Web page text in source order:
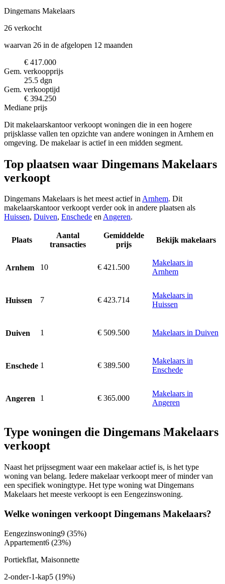
Dingemans Makelaars
26 verkocht
waarvan 26 in de afgelopen 12 maanden
€ 417.000
Gem. verkoopprijs
25.5 dgn
Gem. verkooptijd
€ 394.250
Mediane prijs
Dit makelaarskantoor verkoopt woningen die in een hogere
prijsklasse vallen ten opzichte van andere woningen in Arnhem en
omgeving. De makelaar is actief in een midden segment.
Top plaatsen waar Dingemans Makelaars
verkoopt
Dingemans Makelaars is het meest actief inArnhem. Dit
makelaarskantoor verkoopt verder ook in andere plaatsen als
Huissen, Duiven, Enschede enAngeren.
Plaats
Aantal
transacties
Gemiddelde
prijs
Bekijk makelaars
Arnhem 10 € 421.500
Makelaars in
Arnhem
Huissen 7 € 423.714
Makelaars in
Huissen
Duiven 1 € 509.500 Makelaars in Duiven
Enschede 1 € 389.500
Makelaars in
Enschede
Angeren 1 € 365.000
Makelaars in
Angeren
Type woningen die Dingemans Makelaars
verkoopt
Naast het prijssegment waar een makelaar actief is, is het type
woning van belang. Iedere makelaar verkoopt meer of minder van
een specifiek woningtype. Het type woning wat Dingemans
Makelaars het meeste verkoopt is een Eengezinswoning.
Welke woningen verkoopt Dingemans Makelaars?
Eengezinswoning9 (35%)
Appartement6 (23%)
Portiekflat, Maisonnette
2-onder-1-kap5 (19%)